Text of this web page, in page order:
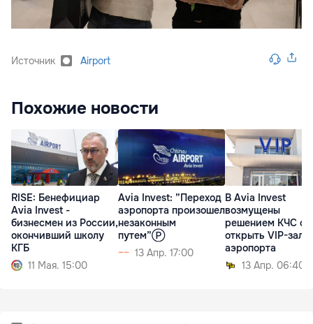
Источник Airport
Похожие новости
RISE: Бенефициар
Avia Invest -
бизнесмен из России,
окончивший школу
КГБ
11 Мая. 15:00
Avia Invest: ”Переход
аэропорта произошел
незаконным
путем”Ⓟ
13 Апр. 17:00
В Avia Invest
возмущены
решением КЧС
открыть VIP-зал
аэропорта
13 Апр. 06:40